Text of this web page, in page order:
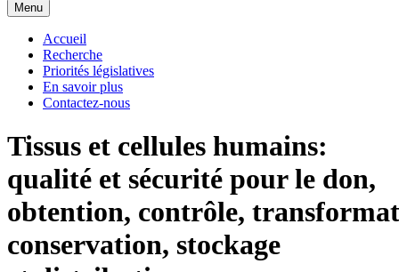
Menu
Accueil
Recherche
Priorités législatives
En savoir plus
Contactez-nous
Tissus et cellules humains:
qualité et sécurité pour le don,
obtention, contrôle,
conservation, stockage